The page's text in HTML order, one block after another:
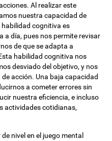
Al realizar este
nuestra capacidad de
cognitiva es
a día, pues nos permite revisar
de que se adapta a
habilidad cognitiva nos
desviado del objetivo, y nos
acción. Una baja capacidad
a cometer errores sin
nuestra eficiencia, e incluso
actividades cotidianas,
nivel en el juego mental